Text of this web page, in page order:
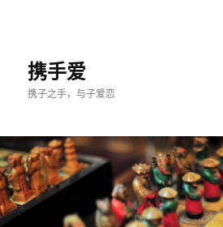
携手爱
携子之手，与子爱恋